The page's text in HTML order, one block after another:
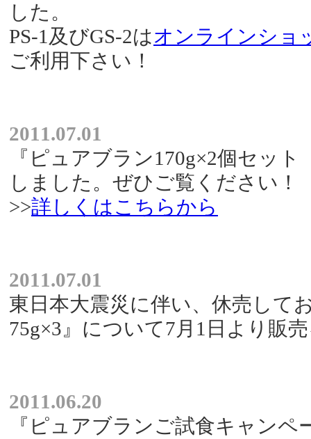
した。
PS-1及びGS-2はオンラインショ
ご利用下さい！
2011.07.01
『ピュアブラン170g×2個セッ
しました。ぜひご覧ください！
>>詳しくはこちらから
2011.07.01
東日本大震災に伴い、休売して
75g×3』について7月1日より販
2011.06.20
『ピュアブランご試食キャンペ